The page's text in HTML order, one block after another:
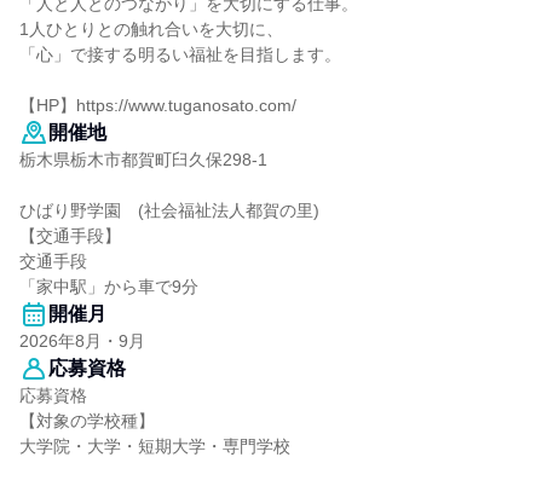
1人ひとりとの触れ合いを大切に、
「心」で接する明るい福祉を目指します。
【HP】https://www.tuganosato.com/
開催地
栃木県栃木市都賀町臼久保298-1
ひばり野学園 (社会福祉法人都賀の里)
【交通手段】
交通手段
「家中駅」から車で9分
開催月
2026年8月・9月
応募資格
応募資格
【対象の学校種】
大学院・大学・短期大学・専門学校